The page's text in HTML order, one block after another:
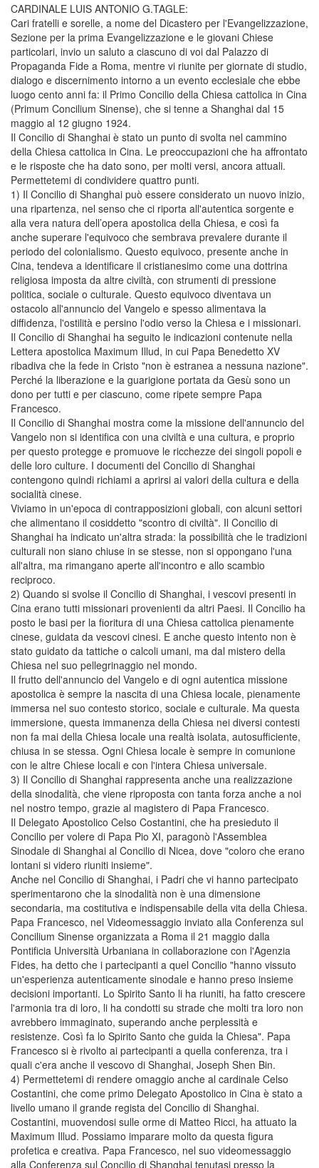
CARDINALE LUIS ANTONIO G.TAGLE:
Cari fratelli e sorelle, a nome del Dicastero per l'Evangelizzazione,
Sezione per la prima Evangelizzazione e le giovani Chiese
particolari, invio un saluto a ciascuno di voi dal Palazzo di
Propaganda Fide a Roma, mentre vi riunite per giornate di studio,
dialogo e discernimento intorno a un evento ecclesiale che ebbe
luogo cento anni fa: il Primo Concilio della Chiesa cattolica in Cina
(Primum Concilium Sinense), che si tenne a Shanghai dal 15
maggio al 12 giugno 1924.
Il Concilio di Shanghai è stato un punto di svolta nel cammino
della Chiesa cattolica in Cina. Le preoccupazioni che ha affrontato
e le risposte che ha dato sono, per molti versi, ancora attuali.
Permettetemi di condividere quattro punti.
1) Il Concilio di Shanghai può essere considerato un nuovo inizio,
una ripartenza, nel senso che ci riporta all'autentica sorgente e
alla vera natura dell’opera apostolica della Chiesa, e così fa
anche superare l'equivoco che sembrava prevalere durante il
periodo del colonialismo. Questo equivoco, presente anche in
Cina, tendeva a identificare il cristianesimo come una dottrina
religiosa imposta da altre civiltà, con strumenti di pressione
politica, sociale o culturale. Questo equivoco diventava un
ostacolo all'annuncio del Vangelo e spesso alimentava la
diffidenza, l'ostilità e persino l'odio verso la Chiesa e i missionari.
Il Concilio di Shanghai ha seguito le indicazioni contenute nella
Lettera apostolica Maximum Illud, in cui Papa Benedetto XV
ribadiva che la fede in Cristo "non è estranea a nessuna nazione".
Perché la liberazione e la guarigione portata da Gesù sono un
dono per tutti e per ciascuno, come ripete sempre Papa
Francesco.
Il Concilio di Shanghai mostra come la missione dell'annuncio del
Vangelo non si identifica con una civiltà e una cultura, e proprio
per questo protegge e promuove le ricchezze dei singoli popoli e
delle loro culture. I documenti del Concilio di Shanghai
contengono quindi richiami a aprirsi ai valori della cultura e della
socialità cinese.
Viviamo in un'epoca di contrapposizioni globali, con alcuni settori
che alimentano il cosiddetto "scontro di civiltà". Il Concilio di
Shanghai ha indicato un'altra strada: la possibilità che le tradizioni
culturali non siano chiuse in se stesse, non si oppongano l'una
all'altra, ma rimangano aperte all'incontro e allo scambio
reciproco.
2) Quando si svolse il Concilio di Shanghai, i vescovi presenti in
Cina erano tutti missionari provenienti da altri Paesi. Il Concilio ha
posto le basi per la fioritura di una Chiesa cattolica pienamente
cinese, guidata da vescovi cinesi. E anche questo intento non è
stato guidato da tattiche o calcoli umani, ma dal mistero della
Chiesa nel suo pellegrinaggio nel mondo.
Il frutto dell'annuncio del Vangelo e di ogni autentica missione
apostolica è sempre la nascita di una Chiesa locale, pienamente
immersa nel suo contesto storico, sociale e culturale. Ma questa
immersione, questa immanenza della Chiesa nei diversi contesti
non fa mai della Chiesa locale una realtà isolata, autosufficiente,
chiusa in se stessa. Ogni Chiesa locale è sempre in comunione
con le altre Chiese locali e con l'intera Chiesa universale.
3) Il Concilio di Shanghai rappresenta anche una realizzazione
della sinodalità, che viene riproposta con tanta forza anche a noi
nel nostro tempo, grazie al magistero di Papa Francesco.
Il Delegato Apostolico Celso Costantini, che ha presieduto il
Concilio per volere di Papa Pio XI, paragonò l'Assemblea
Sinodale di Shanghai al Concilio di Nicea, dove "coloro che erano
lontani si videro riuniti insieme".
Anche nel Concilio di Shanghai, i Padri che vi hanno partecipato
sperimentarono che la sinodalità non è una dimensione
secondaria, ma costitutiva e indispensabile della vita della Chiesa.
Papa Francesco, nel Videomessaggio inviato alla Conferenza sul
Concilium Sinense organizzata a Roma il 21 maggio dalla
Pontificia Università Urbaniana in collaborazione con l'Agenzia
Fides, ha detto che i partecipanti a quel Concilio "hanno vissuto
un'esperienza autenticamente sinodale e hanno preso insieme
decisioni importanti. Lo Spirito Santo li ha riuniti, ha fatto crescere
l'armonia tra di loro, li ha condotti su strade che molti tra loro non
avrebbero immaginato, superando anche perplessità e
resistenze. Così fa lo Spirito Santo che guida la Chiesa". Papa
Francesco si è rivolto ai partecipanti a quella conferenza, tra i
quali c'era anche il vescovo di Shanghai, Joseph Shen Bin.
4) Permettetemi di rendere omaggio anche al cardinale Celso
Costantini, che come primo Delegato Apostolico in Cina è stato a
livello umano il grande regista del Concilio di Shanghai.
Costantini, muovendosi sulle orme di Matteo Ricci, ha attuato la
Maximum Illud. Possiamo imparare molto da questa figura
profetica e creativa. Papa Francesco, nel suo videomessaggio
alla Conferenza sul Concilio di Shanghai tenutasi presso la